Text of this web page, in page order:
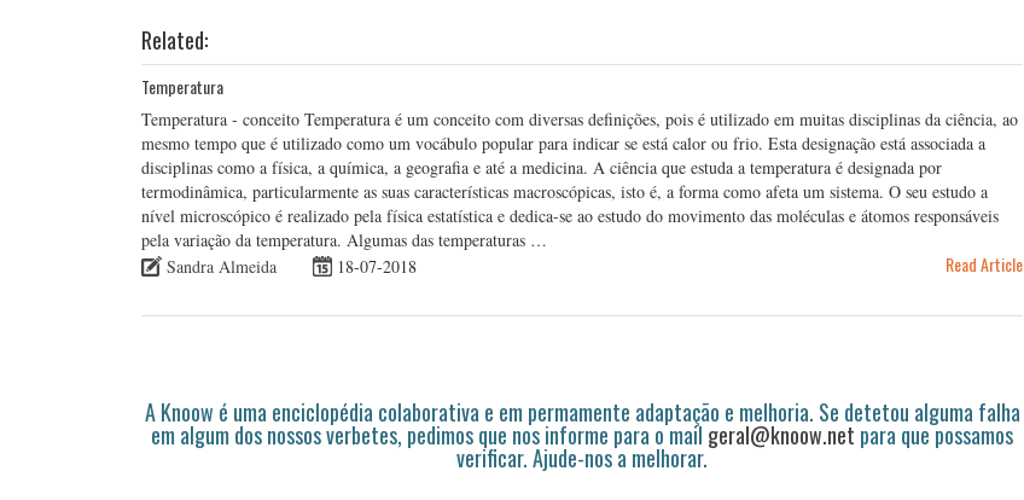
Related:
Temperatura
Temperatura - conceito Temperatura é um conceito com diversas definições, pois é utilizado em muitas disciplinas da ciência, ao
mesmo tempo que é utilizado como um vocábulo popular para indicar se está calor ou frio. Esta designação está associada a
disciplinas como a física, a química, a geografia e até a medicina. A ciência que estuda a temperatura é designada por
termodinâmica, particularmente as suas características macroscópicas, isto é, a forma como afeta um sistema. O seu estudo a
nível microscópico é realizado pela física estatística e dedica-se ao estudo do movimento das moléculas e átomos responsáveis
pela variação da temperatura. Algumas das temperaturas …
Sandra Almeida
18-07-2018 Read Article
A Knoow é uma enciclopédia colaborativa e em permamente adaptação e melhoria. Se detetou alguma falha
em algum dos nossos verbetes, pedimos que nos informe para o mail geral@knoow.net para que possamos
verificar. Ajude-nos a melhorar.